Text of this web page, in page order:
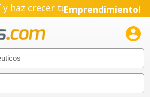
haz crecer tuEmprendimiento!
